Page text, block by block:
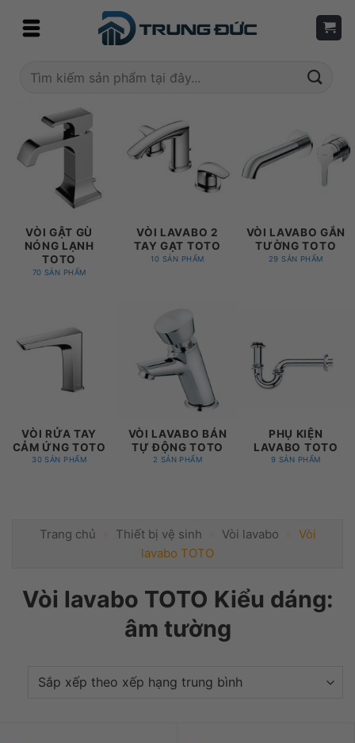
Tìm
VÒI GẬT GÙ
NÓNG LẠNH
TOTO
70 SẢN PHẨM
VÒI LAVABO 2
TAY GẠT TOTO
10 SẢN PHẨM
VÒI LAVABO GẮN
TƯỜNG TOTO
29 SẢN PHẨM
VÒI RỬA TAY
CẢM ỨNG TOTO
30 SẢN PHẨM
VÒI LAVABO BÁN
TỰ ĐỘNG TOTO
2 SẢN PHẨM
PHỤ KIỆN
LAVABO TOTO
9 SẢN PHẨM
Trang chủ » Thiết bị vệ sinh » Vòi lavabo » Vòi
lavabo TOTO
Vòi lavabo TOTO Kiểu dáng:
âm tường